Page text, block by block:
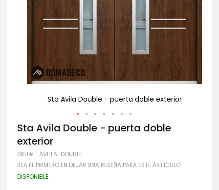
Sta Avila Double - puerta doble exterior
Saltar
al
comienzo
de
la
galería
de
Sta Avila Double - puerta doble
exterior
SKU AVILLA-DOUBLE
SEA EL PRIMERO EN DEJAR UNA RESEÑA PARA ESTE ARTÍCULO
DISPONIBLE